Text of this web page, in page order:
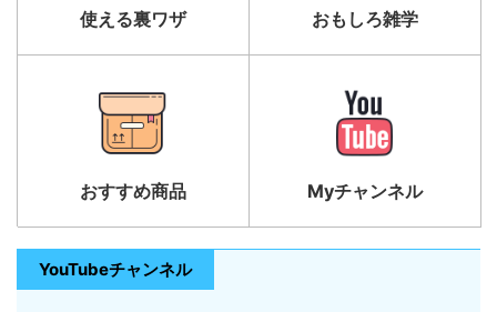
使える裏ワザ おもしろ雑学
おすすめ商品 Myチャンネル
YouTubeチャンネル